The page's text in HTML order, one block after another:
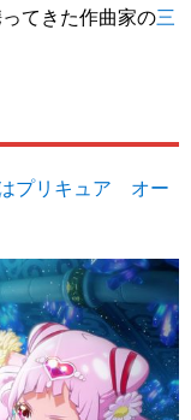
てきた作曲家の三
プリキュア オー